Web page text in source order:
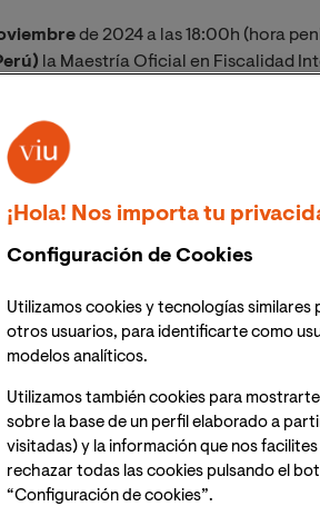
de 2024 a las 18:00h (hora
la Maestría Oficial en Fiscalidad
de sociedades holding en la
Of Councel de Across legal.
un enlace para acceder a la
las estrategias clave para
mediante el uso efectivo de
financieros y profesionales del
la eficiencia y rentabilidad de
¡Hola! Nos importa tu
Configuración de Cookies
Utilizamos cookies y tecnologías
otros usuarios, para identificarte como
modelos analíticos.
Utilizamos también cookies para
sobre la base de un perfil elaborado a
visitadas) y la información que nos
rechazar todas las cookies pulsando el
“Configuración de cookies”.